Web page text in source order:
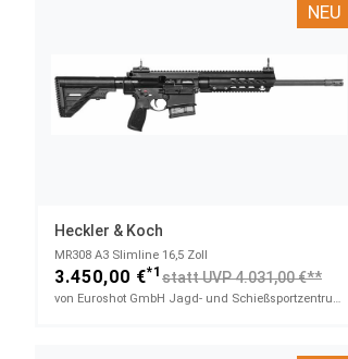
NEU
Heckler & Koch
MR308 A3 Slimline 16,5 Zoll
3.450,00 €*1 statt UVP 4.031,00 €**
von Euroshot GmbH Jagd- und Schießsportzentrum